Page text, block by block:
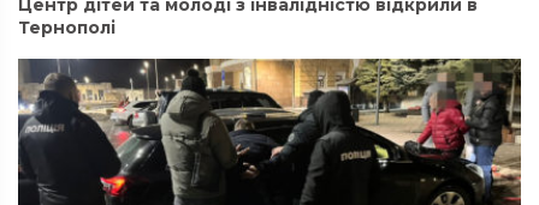
Центр дітей та молоді з інвалідністю відкрили в
Тернополі